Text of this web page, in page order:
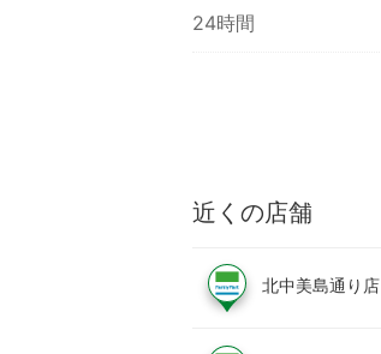
24時間
近くの店舗
北中美島通り店